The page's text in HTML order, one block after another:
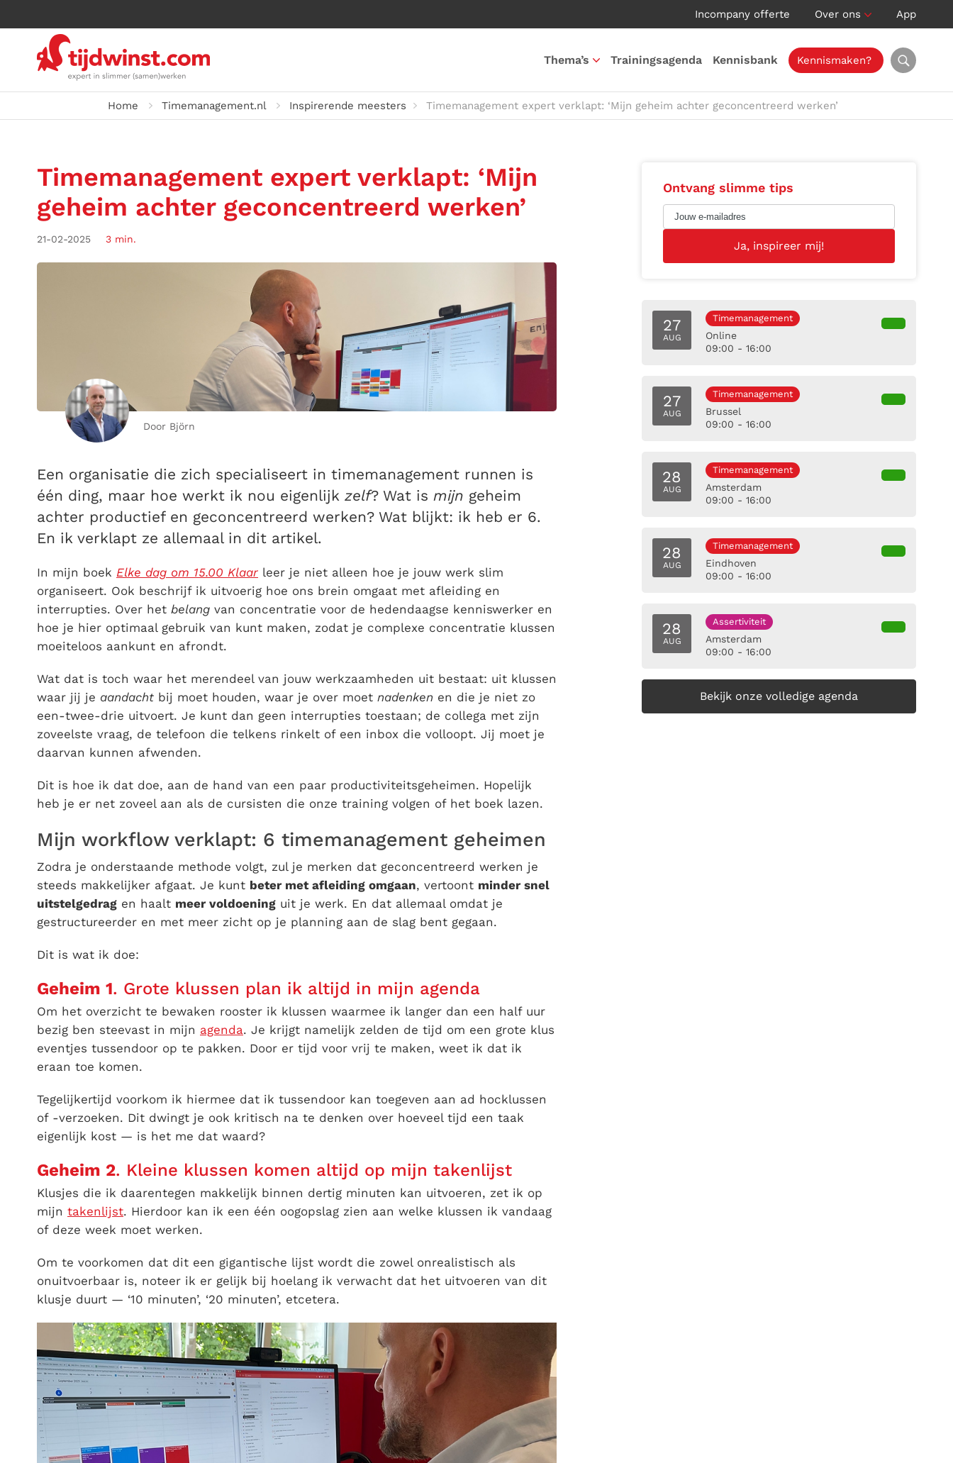
Incompany offerte Over ons App
Thema’s Trainingsagenda Kennisbank Kennismaken?
Home Timemanagement.nl Inspirerende meesters Timemanagement expert verklapt: ‘Mijn geheim achter geconcentreerd werken’
Timemanagement expert verklapt: ‘Mijn
geheim achter geconcentreerd werken’
21-02-2025 3 min.
Door Björn
Een organisatie die zich specialiseert in timemanagement runnen is
één ding, maar hoe werkt ik nou eigenlijk zelf? Wat is mijn geheim
achter productief en geconcentreerd werken? Wat blijkt: ik heb er 6.
En ik verklapt ze allemaal in dit artikel.
In mijn boek Elke dag om 15.00 Klaar leer je niet alleen hoe je jouw werk slim
organiseert. Ook beschrijf ik uitvoerig hoe ons brein omgaat met afleiding en
interrupties. Over het belang van concentratie voor de hedendaagse kenniswerker en
hoe je hier optimaal gebruik van kunt maken, zodat je complexe concentratie klussen
moeiteloos aankunt en afrondt.
Wat dat is toch waar het merendeel van jouw werkzaamheden uit bestaat: uit klussen
waar jij je aandacht bij moet houden, waar je over moet nadenken en die je niet zo
een-twee-drie uitvoert. Je kunt dan geen interrupties toestaan; de collega met zijn
zoveelste vraag, de telefoon die telkens rinkelt of een inbox die volloopt. Jij moet je
daarvan kunnen afwenden.
Dit is hoe ik dat doe, aan de hand van een paar productiviteitsgeheimen. Hopelijk
heb je er net zoveel aan als de cursisten die onze training volgen of het boek lazen.
Mijn workflow verklapt: 6 timemanagement geheimen
Zodra je onderstaande methode volgt, zul je merken dat geconcentreerd werken je
steeds makkelijker afgaat. Je kunt beter met afleiding omgaan, vertoont minder snel
uitstelgedrag en haalt meer voldoening uit je werk. En dat allemaal omdat je
gestructureerder en met meer zicht op je planning aan de slag bent gegaan.
Dit is wat ik doe:
Geheim 1. Grote klussen plan ik altijd in mijn agenda
Om het overzicht te bewaken rooster ik klussen waarmee ik langer dan een half uur
bezig ben steevast in mijn agenda. Je krijgt namelijk zelden de tijd om een grote klus
eventjes tussendoor op te pakken. Door er tijd voor vrij te maken, weet ik dat ik
eraan toe komen.
Tegelijkertijd voorkom ik hiermee dat ik tussendoor kan toegeven aan ad hocklussen
of -verzoeken. Dit dwingt je ook kritisch na te denken over hoeveel tijd een taak
eigenlijk kost — is het me dat waard?
Geheim 2. Kleine klussen komen altijd op mijn takenlijst
Klusjes die ik daarentegen makkelijk binnen dertig minuten kan uitvoeren, zet ik op
mijn takenlijst. Hierdoor kan ik een één oogopslag zien aan welke klussen ik vandaag
of deze week moet werken.
Om te voorkomen dat dit een gigantische lijst wordt die zowel onrealistisch als
onuitvoerbaar is, noteer ik er gelijk bij hoelang ik verwacht dat het uitvoeren van dit
klusje duurt — ‘10 minuten’, ‘20 minuten’, etcetera.
Ontvang slimme tips
27
AUG
Timemanagement
Online
09:00 - 16:00
27
AUG
Timemanagement
Brussel
09:00 - 16:00
28
AUG
Timemanagement
Amsterdam
09:00 - 16:00
28
AUG
Timemanagement
Eindhoven
09:00 - 16:00
28
AUG
Assertiviteit
Amsterdam
09:00 - 16:00
Bekijk onze volledige agenda